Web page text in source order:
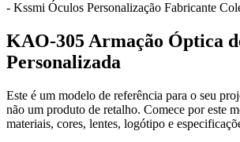
- Kssmi Óculos Personalização Fabricante
KAO-305 Armação Óptica
Personalizada
Este é um modelo de referência para o seu
não um produto de retalho. Comece por este
materiais, cores, lentes, logótipo e